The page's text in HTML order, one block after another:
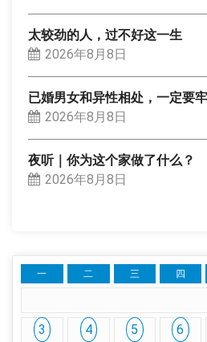
太较劲的人，过不好这一生
2026年8月8日
已婚男女和异性相处，一定要
2026年8月8日
夜听｜你为这个家做了什么？
2026年8月8日
一 二 三 四
3
4 5 6